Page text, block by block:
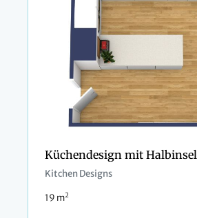
Küchendesign mit Halbinsel
Kitchen Designs
19 m2